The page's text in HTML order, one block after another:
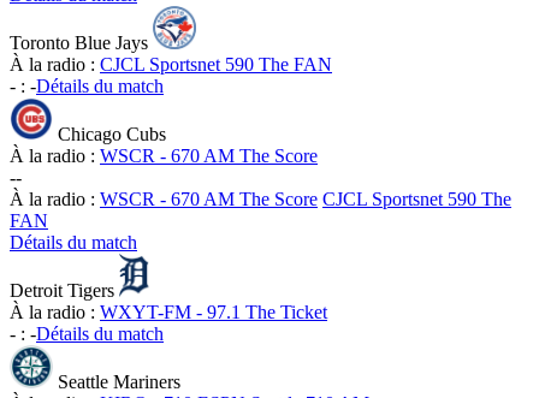
Toronto Blue Jays
À la radio : CJCL Sportsnet 590 The FAN
- : -Détails du match
Chicago Cubs
À la radio : WSCR - 670 AM The Score
--
À la radio : WSCR - 670 AM The Score CJCL Sportsnet 590 The
FAN
Détails du match
Detroit Tigers
À la radio : WXYT-FM - 97.1 The Ticket
- : -Détails du match
Seattle Mariners